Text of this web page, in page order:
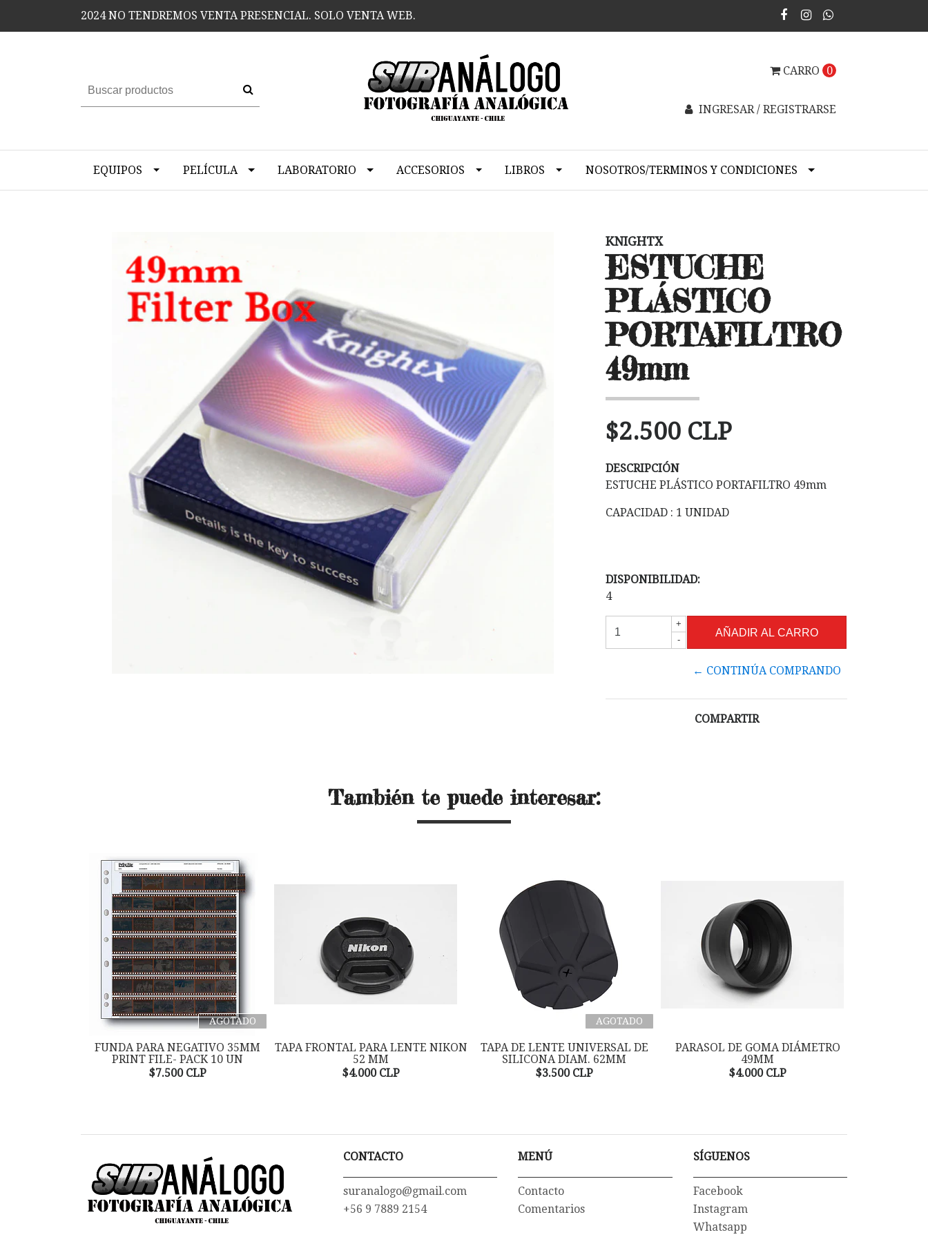
2024 NO TENDREMOS VENTA PRESENCIAL. SOLO VENTA WEB.
CARRO 0
INGRESAR / REGISTRARSE
EQUIPOS PELÍCULA LABORATORIO ACCESORIOS LIBROS NOSOTROS/TERMINOS Y CONDICIONES
KNIGHTX
ESTUCHE
PLÁSTICO
PORTAFILTRO
49mm
$2.500 CLP
DESCRIPCIÓN
ESTUCHE PLÁSTICO PORTAFILTRO 49mm
CAPACIDAD : 1 UNIDAD
DISPONIBILIDAD:
4
+
-
← CONTINÚA COMPRANDO
COMPARTIR
También te puede interesar:
AGOTADO
FUNDA PARA NEGATIVO 35MM
PRINT FILE- PACK 10 UN
$7.500 CLP
TAPA FRONTAL PARA LENTE NIKON
52 MM
$4.000 CLP
AGOTADO
TAPA DE LENTE UNIVERSAL DE
SILICONA DIAM. 62MM
$3.500 CLP
PARASOL DE GOMA DIÁMETRO
49MM
$4.000 CLP
CONTACTO
suranalogo@gmail.com
+56 9 7889 2154
MENÚ
Contacto
Comentarios
SÍGUENOS
Facebook
Instagram
Whatsapp